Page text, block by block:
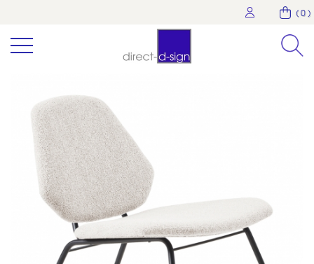
( 0 )